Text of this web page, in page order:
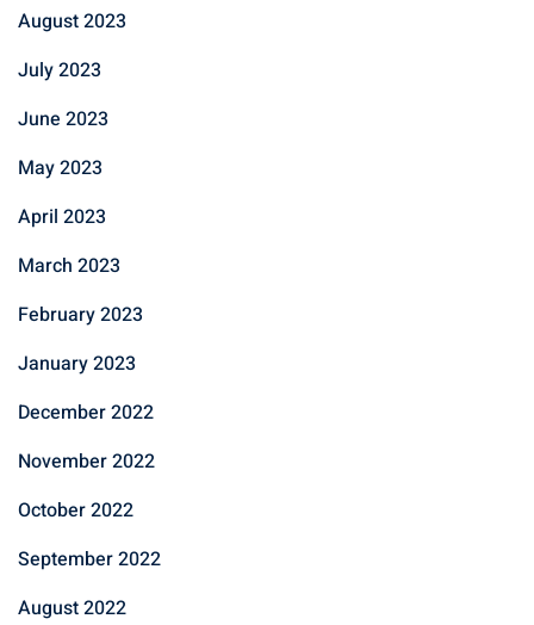
August 2023
July 2023
June 2023
May 2023
April 2023
March 2023
February 2023
January 2023
December 2022
November 2022
October 2022
September 2022
August 2022